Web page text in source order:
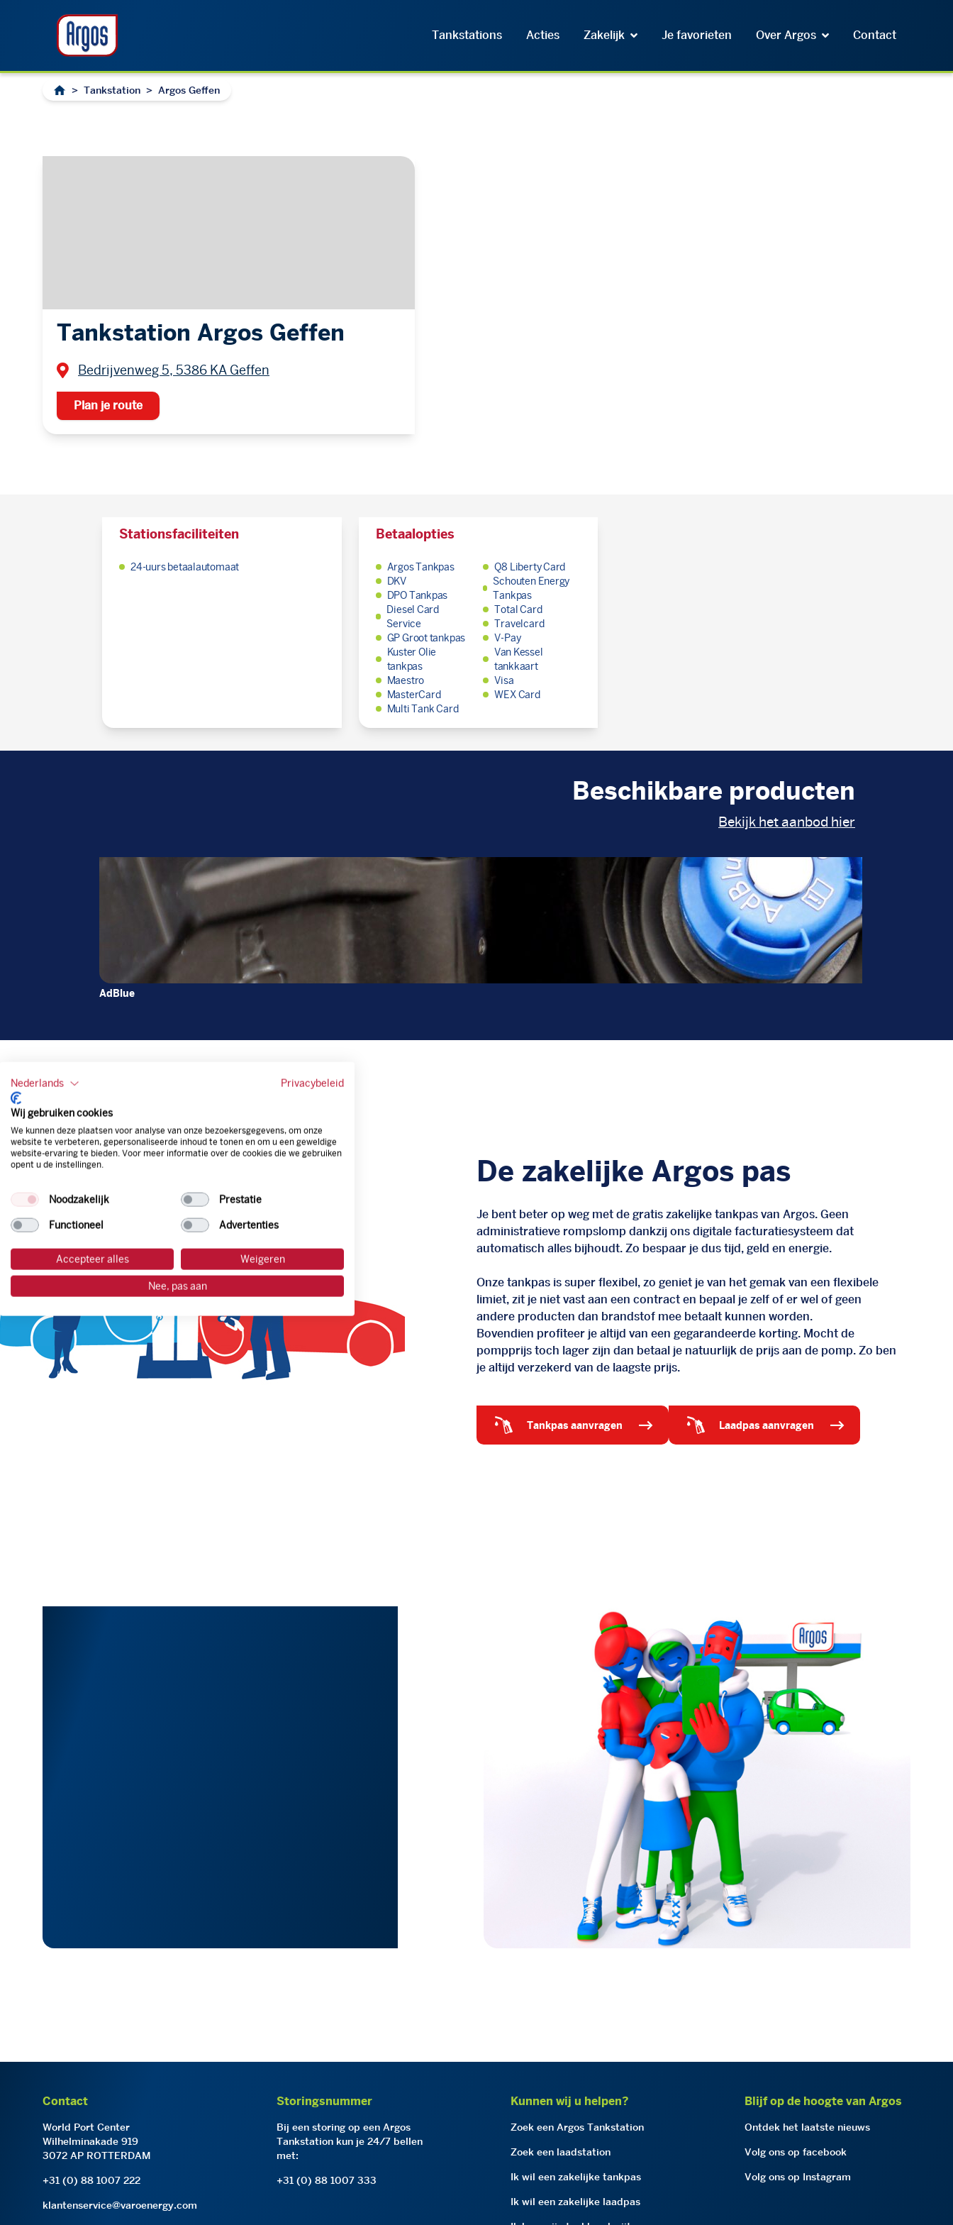
Tankstations Acties Zakelijk Je favorieten Over Argos Contact
> Tankstation > Argos Geffen
Tankstation Argos Geffen
Bedrijvenweg 5, 5386 KA Geffen
Plan je route
Stationsfaciliteiten
24-uurs betaalautomaat
Betaalopties
Argos Tankpas
DKV
DPO Tankpas
Diesel Card
Service
GP Groot tankpas
Kuster Olie
tankpas
Maestro
MasterCard
Multi Tank Card
Q8 Liberty Card
Schouten Energy
Tankpas
Total Card
Travelcard
V-Pay
Van Kessel
tankkaart
Visa
WEX Card
Beschikbare producten
Bekijk het aanbod hier
AdBlue
De zakelijke Argos pas
Je bent beter op weg met de gratis zakelijke tankpas van Argos. Geen
administratieve rompslomp dankzij ons digitale facturatiesysteem dat
automatisch alles bijhoudt. Zo bespaar je dus tijd, geld en energie.
Onze tankpas is super flexibel, zo geniet je van het gemak van een flexibele
limiet, zit je niet vast aan een contract en bepaal je zelf of er wel of geen
andere producten dan brandstof mee betaalt kunnen worden.
Bovendien profiteer je altijd van een gegarandeerde korting. Mocht de
pompprijs toch lager zijn dan betaal je natuurlijk de prijs aan de pomp. Zo ben
je altijd verzekerd van de laagste prijs.
tankpas aanvragen laadpas aanvragen
Contact
World Port Center
Wilhelminakade 919
3072 AP ROTTERDAM
+31 (0) 88 1007 222
klantenservice@varoenergy.com
Storingsnummer
Bij een storing op een Argos
Tankstation kun je 24/7 bellen
met:
+31 (0) 88 1007 333
Kunnen wij u helpen?
Zoek een Argos Tankstation
Zoek een laadstation
Ik wil een zakelijke tankpas
Ik wil een zakelijke laadpas
Blijf op de hoogte van Argos
Ontdek het laatste nieuws
Volg ons op facebook
Volg ons op Instagram
Nederlands Privacybeleid
Wij gebruiken cookies
We kunnen deze plaatsen voor analyse van onze bezoekersgegevens, om onze
website te verbeteren, gepersonaliseerde inhoud te tonen en om u een geweldige
website-ervaring te bieden. Voor meer informatie over de cookies die we gebruiken
opent u de instellingen.
Noodzakelijk Prestatie
Functioneel Advertenties
Accepteer alles Weigeren
Nee, pas aan